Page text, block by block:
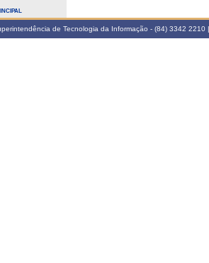
de Tecnologia da Informação - (84) 3342